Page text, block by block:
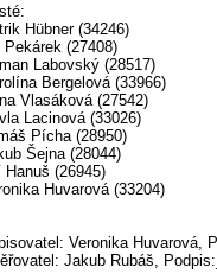
Hübner (34246)
(27408)
Labovský (28517)
Bergelová (33966)
Vlasáková (27542)
Lacinová (33026)
Pícha (28950)
Šejna (28044)
Hanuš (26945)
Huvarová (33204)
Veronika Huvarová,
Jakub Rubáš,